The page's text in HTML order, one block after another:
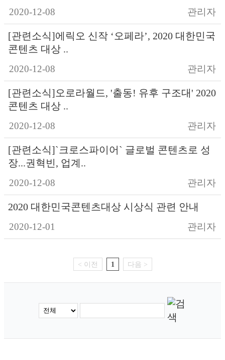
2020-12-08 관리자
[관련소식]에릭오 신작 ‘오페라’, 2020 대한민국
콘텐츠 대상 ..
2020-12-08 관리자
[관련소식]오로라월드, '출동! 유후 구조대' 2020
콘텐츠 대상 ..
2020-12-08 관리자
[관련소식]`크로스파이어` 글로벌 콘텐츠로 성
장...권혁빈, 업계..
2020-12-08 관리자
2020 대한민국콘텐츠대상 시상식 관련 안내
2020-12-01 관리자
< 이전 1 다음 >